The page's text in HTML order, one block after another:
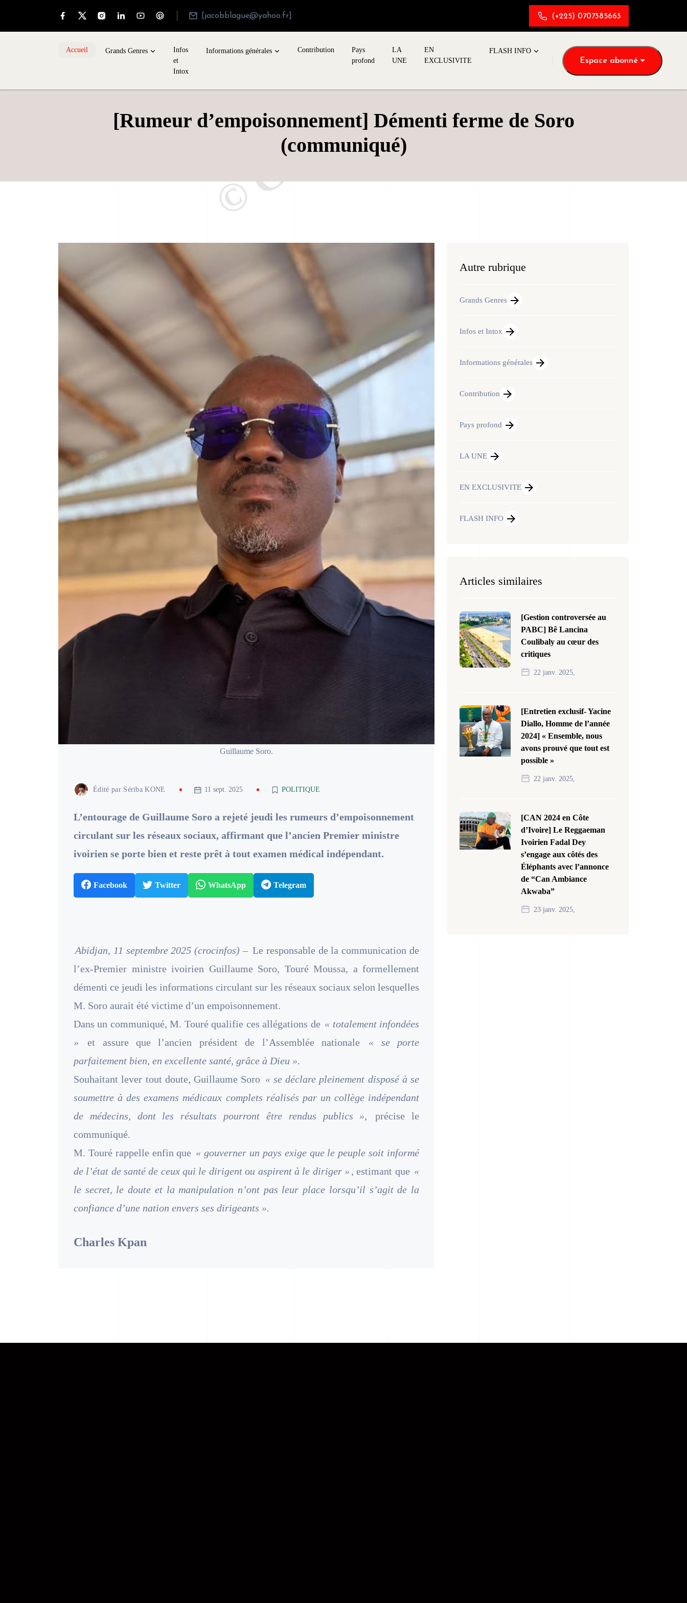
[jacobblague@yahoo.fr] (+225) 0707385663
Accueil Grands Genres
Infos
et
Intox
Informations générales Contribution
Pays
profond
LA
UNE
EN
EXCLUSIVITE
FLASH INFO
Espace abonné
[Rumeur d’empoisonnement] Démenti ferme de Soro
(communiqué)
Guillaume Soro.
Édité par Sériba KONE 11 sept. 2025 POLITIQUE
L’entourage de Guillaume Soro a rejeté jeudi les rumeurs d’empoisonnement
circulant sur les réseaux sociaux, affirmant que l’ancien Premier ministre
ivoirien se porte bien et reste prêt à tout examen médical indépendant.
Facebook Twitter WhatsApp Telegram
Abidjan, 11 septembre 2025 (crocinfos) – Le responsable de la communication de
l’ex-Premier ministre ivoirien Guillaume Soro, Touré Moussa, a formellement
démenti ce jeudi les informations circulant sur les réseaux sociaux selon lesquelles
M. Soro aurait été victime d’un empoisonnement.
Dans un communiqué, M. Touré qualifie ces allégations de « totalement infondées
»
et assure que l’ancien président de l’Assemblée nationale
« se porte
parfaitement bien, en excellente santé, grâce à Dieu ».
Souhaitant lever tout doute, Guillaume Soro « se déclare pleinement disposé à se
soumettre à des examens médicaux complets réalisés par un collège indépendant
de médecins, dont les résultats pourront être rendus publics »,
précise le
communiqué.
M. Touré rappelle enfin que « gouverner un pays exige que le peuple soit informé
de l’état de santé de ceux qui le dirigent ou aspirent à le diriger » , estimant que «
le secret, le doute et la manipulation n’ont pas leur place lorsqu’il s’agit de la
confiance d’une nation envers ses dirigeants ».
Charles Kpan
Autre rubrique
Grands Genres
Infos et Intox
Informations générales
Contribution
Pays profond
LA UNE
EN EXCLUSIVITE
FLASH INFO
Articles similaires
[Gestion controversée au
PABC] Bê Lancina
Coulibaly au cœur des
critiques
22 janv. 2025,
[Entretien exclusif- Yacine
Diallo, Homme de l’année
2024] « Ensemble, nous
avons prouvé que tout est
possible »
22 janv. 2025,
[CAN 2024 en Côte
d’Ivoire] Le Reggaeman
Ivoirien Fadal Dey
s’engage aux côtés des
Éléphants avec l’annonce
de “Can Ambiance
Akwaba”
23 janv. 2025,